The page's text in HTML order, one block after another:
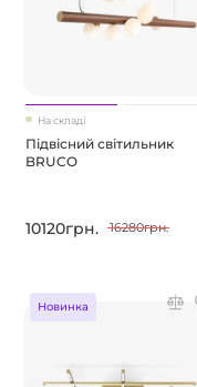
На складі
Підвісний світильник
BRUCO
10120грн. 16280грн.
Новинка